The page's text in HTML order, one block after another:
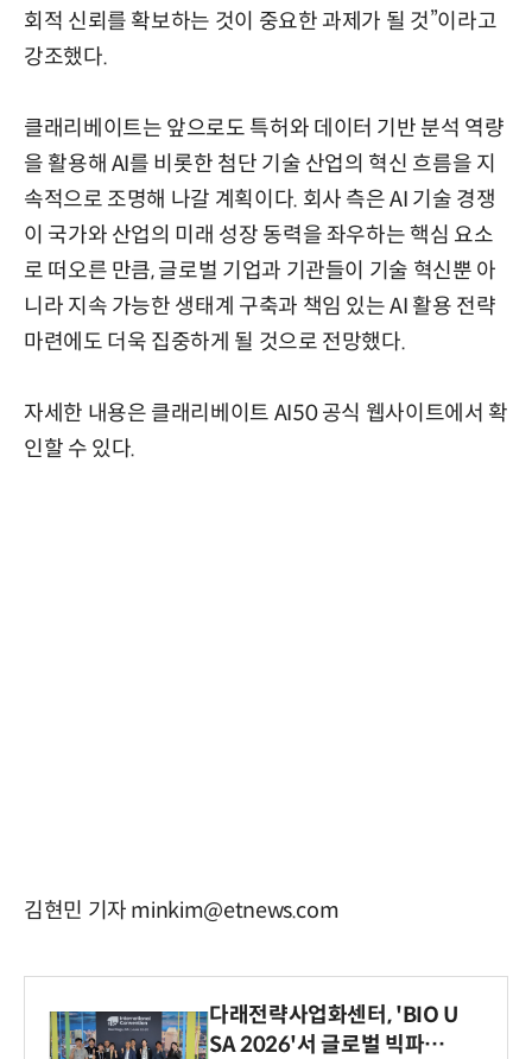
회적 신뢰를 확보하는 것이 중요한 과제가 될 것”이라고
강조했다.
클래리베이트는 앞으로도 특허와 데이터 기반 분석 역량
을 활용해 AI를 비롯한 첨단 기술 산업의 혁신 흐름을 지
속적으로 조명해 나갈 계획이다. 회사 측은 AI 기술 경쟁
이 국가와 산업의 미래 성장 동력을 좌우하는 핵심 요소
로 떠오른 만큼, 글로벌 기업과 기관들이 기술 혁신뿐 아
니라 지속 가능한 생태계 구축과 책임 있는 AI 활용 전략
마련에도 더욱 집중하게 될 것으로 전망했다.
자세한 내용은 클래리베이트 AI50 공식 웹사이트에서 확
인할 수 있다.
김현민 기자 minkim@etnews.com
다래전략사업화센터, 'BIO U
SA 2026'서 글로벌 빅파마